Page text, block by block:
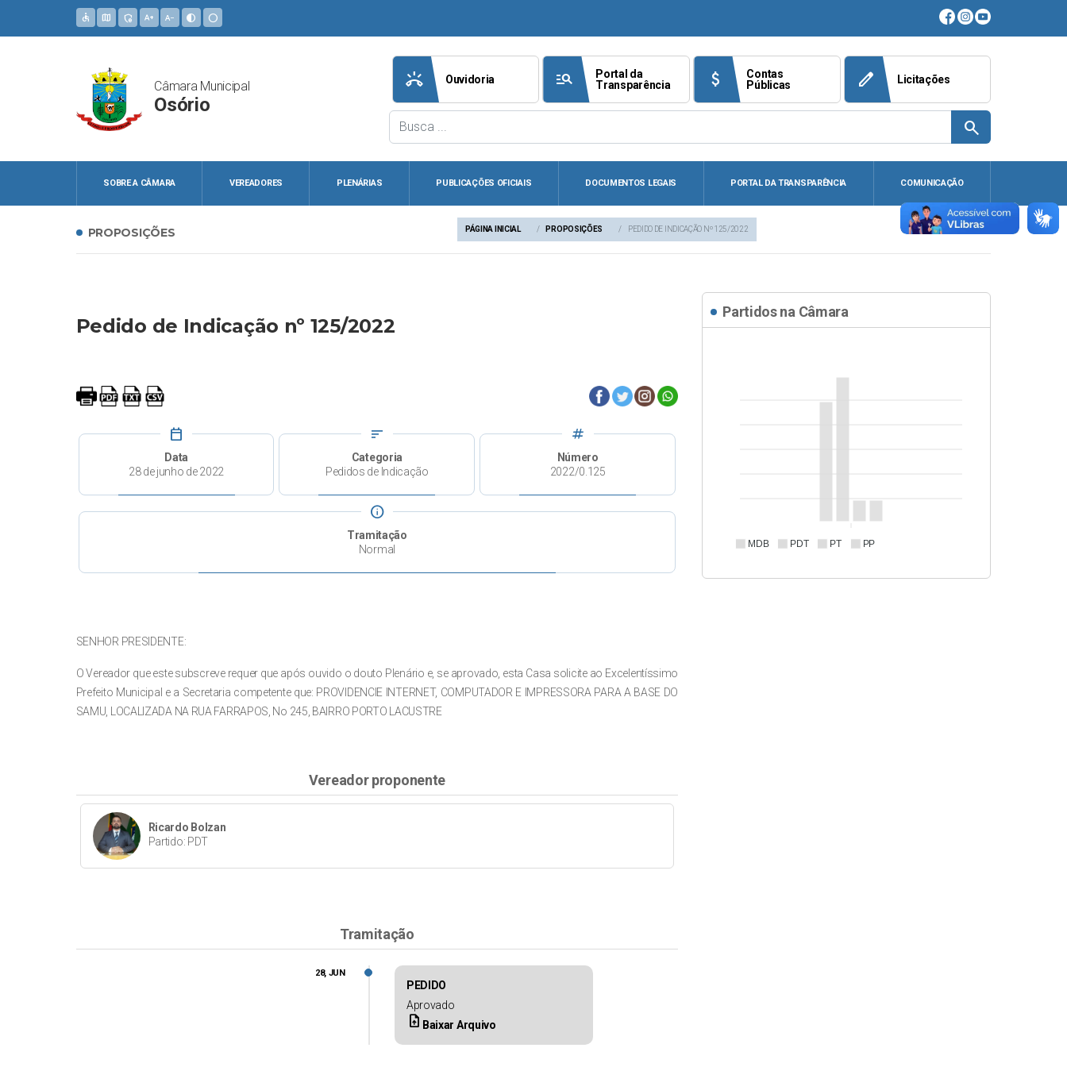
accessible map admin_panel_settings text_increase text_decrease contrast circle
Câmara Municipal
Osório
ring_volume Ouvidoria manage_search
Portal da
Transparência
attach_money
Contas
Públicas
edit Licitações
search
SOBRE A CÂMARA VEREADORES PLENÁRIAS PUBLICAÇÕES OFICIAIS DOCUMENTOS LEGAIS PORTAL DA TRANSPARÊNCIA COMUNICAÇÃO
PROPOSIÇÕES PÁGINA INICIAL PROPOSIÇÕES PEDIDO DE INDICAÇÃO Nº 125/2022
Pedido de Indicação nº 125/2022
calendar_today
Data
28 de junho de 2022
sort
Categoria
Pedidos de Indicação
tag
Número
2022/0.125
info
Tramitação
Normal
SENHOR PRESIDENTE:
O Vereador que este subscreve requer que após ouvido o douto Plenário e, se aprovado, esta Casa solicite ao Excelentíssimo
Prefeito Municipal e a Secretaria competente que: PROVIDENCIE INTERNET, COMPUTADOR E IMPRESSORA PARA A BASE DO
SAMU, LOCALIZADA NA RUA FARRAPOS, No 245, BAIRRO PORTO LACUSTRE
Vereador proponente
Ricardo Bolzan
Partido: PDT
Tramitação
PEDIDO
Aprovado
upload_file Baixar Arquivo
28, JUN
Partidos na Câmara
MDB PDT PT PP